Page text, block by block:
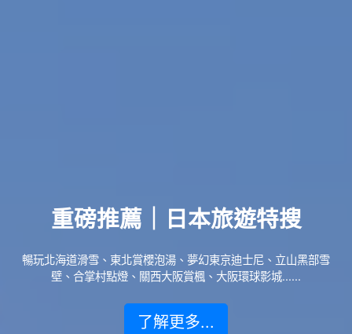
重磅推薦｜日本旅遊特搜
暢玩北海道滑雪、東北賞櫻泡湯、夢幻東京迪士尼、立山黑部雪
壁、合掌村點燈、關西大阪賞楓、大阪環球影城......
了解更多...